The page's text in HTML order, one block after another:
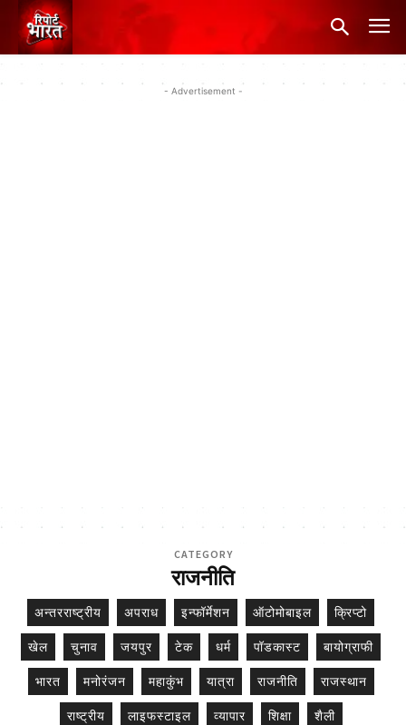
- Advertisement -
CATEGORY
राजनीति
अन्तरराष्ट्रीय अपराध इन्फॉर्मेशन ऑटोमोबाइल
क्रिप्टो
खेल
चुनाव जयपुर टेक धर्म पॉडकास्ट
बायोग्राफी
भारत
मनोरंजन महाकुंभ यात्रा राजनीति
राजस्थान
राष्ट्रीय
लाइफस्टाइल व्यापार शिक्षा
शैली